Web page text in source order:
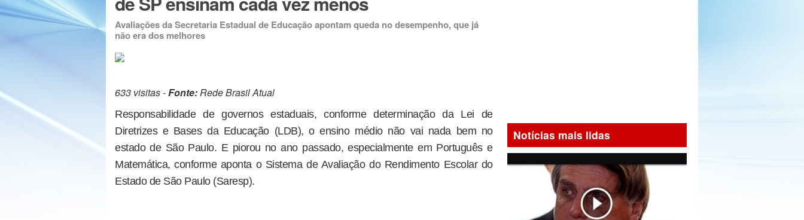
Avaliações da Secretaria Estadual de Educação apontam queda no desempenho, que já
não era dos melhores
633 visitas -Fonte:Rede Brasil Atual
Responsabilidade de governos estaduais, conforme determinação da Lei de
Diretrizes e Bases da Educação (LDB), o ensino médio não vai nada bem no
estado de São Paulo. E piorou no ano passado, especialmente em Português e
Matemática, conforme aponta o Sistema de Avaliação do Rendimento Escolar do
Estado de São Paulo (Saresp).
Notícias mais lidas